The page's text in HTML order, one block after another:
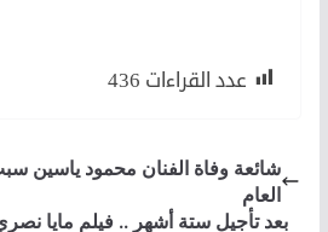
عدد القراءات 436
شائعة وفاة الفنان محمود ياسين
العام
بعد تأجيل ستة أشهر .. فيلم مايا